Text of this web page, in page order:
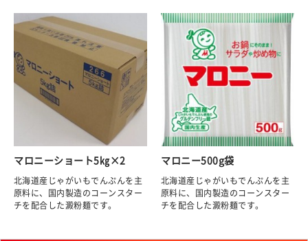
マロニーショート5㎏×2
北海道産じゃがいもでんぷんを主
原料に、国内製造のコーンスター
チを配合した澱粉麺です。
マロニー500g袋
北海道産じゃがいもでんぷんを主
原料に、国内製造のコーンスター
チを配合した澱粉麺です。